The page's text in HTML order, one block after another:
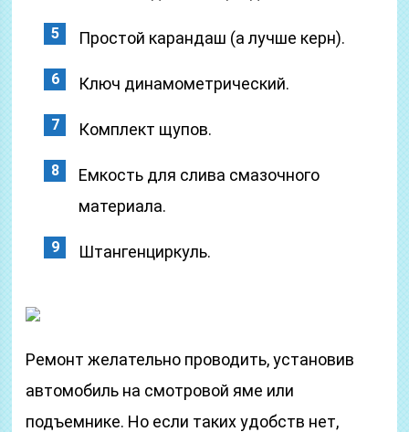
Простой карандаш (а лучше керн).
Ключ динамометрический.
Комплект щупов.
Емкость для слива смазочного
материала.
Штангенциркуль.
Ремонт желательно проводить, установив
автомобиль на смотровой яме или
подъемнике. Но если таких удобств нет,